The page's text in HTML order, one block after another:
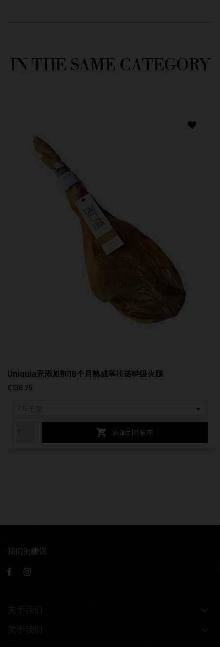
IN THE SAME CATEGORY
Uniquia无添加剂18个月熟成塞拉诺特级火腿
€138.75
 添加到购物车
我们的建议